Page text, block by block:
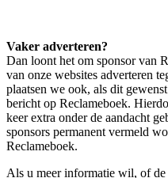
Vaker adverteren?
Dan loont het om sponsor van
van onze websites adverteren
plaatsen we ook, als dit
bericht op Reclameboek.
keer extra onder de aandacht
sponsors permanent vermeld
Reclameboek.
Als u meer informatie wil, of